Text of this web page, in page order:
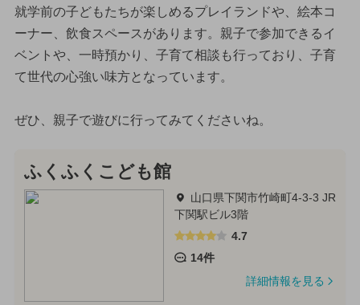
就学前の子どもたちが楽しめるプレイランドや、絵本コ
ーナー、飲食スペースがあります。親子で参加できるイ
ベントや、一時預かり、子育て相談も行っており、子育
て世代の心強い味方となっています。
ぜひ、親子で遊びに行ってみてくださいね。
ふくふくこども館
山口県下関市竹崎町4-3-3 JR
下関駅ビル3階
4.7
14件
詳細情報を見る